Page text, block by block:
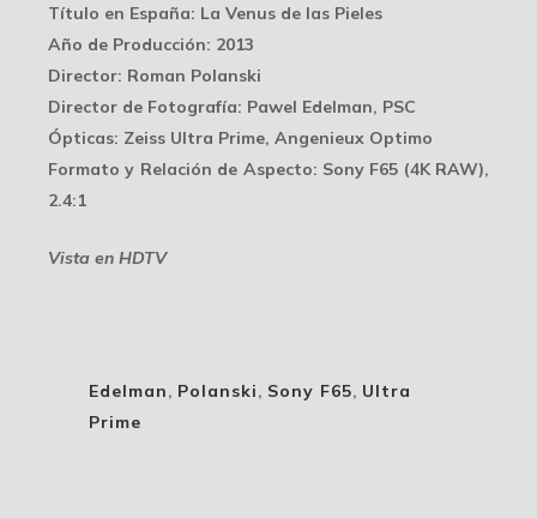
Título en España: La Venus de las Pieles
Año de Producción: 2013
Director: Roman Polanski
Director de Fotografía: Pawel Edelman, PSC
Ópticas: Zeiss Ultra Prime, Angenieux Optimo
Formato y Relación de Aspecto: Sony F65 (4K RAW),
2.4:1
Vista en HDTV
Edelman, Polanski, Sony F65, Ultra
Prime